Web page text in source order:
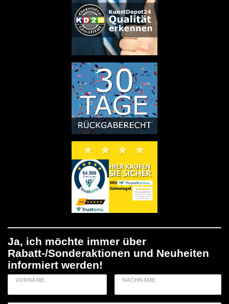
Ja, ich möchte immer über
Rabatt-/Sonderaktionen und Neuheiten
informiert werden!
VORNAME NACHNAME